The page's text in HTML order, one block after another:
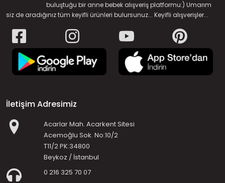
buluştuğu bir anne bebek alışveriş platformu:) Umarım
siz de aradığınız tüm keyifli ürünleri bulursunuz... Keyifli alışverişler...
İletişim Adresimiz
Acarlar Mah. Acarkent Sitesi
Acemoğlu Sok. No:10/2
T11/2 PK:34800
Beykoz / İstanbul
0 216 325 70 07